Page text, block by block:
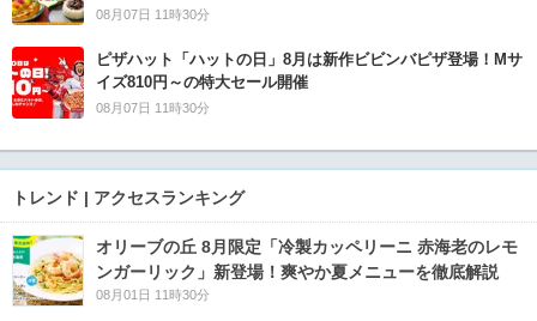
08月07日 11時30分
ピザハット「ハットの日」8月は新作ビビンバピザ登場！Mサ
イズ810円～の特大セール開催
08月07日 11時30分
トレンド | アクセスランキング
オリーブの丘 8月限定「冷製カッペリーニ 赤海老のレモ
ンガーリック」新登場！爽やか夏メニューを徹底解説
08月01日 11時30分